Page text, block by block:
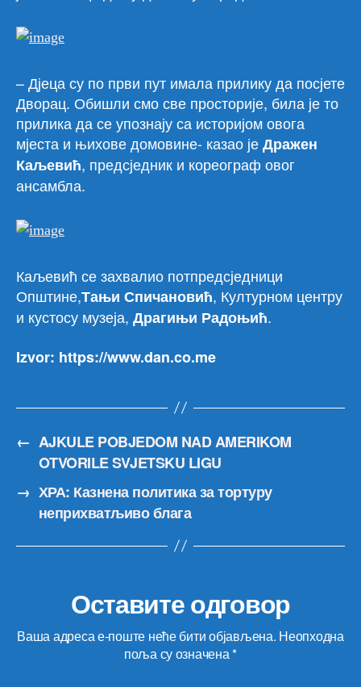
– Дјеца су по први пут имала прилику да посјете
Дворац. Обишли смо све просторије, била је то
прилика да се упознају са историјом овога
мјеста и њихове домовине- казао јеДражен
Каљевић, предсједник и кореограф овог
ансамбла.
Каљевић се захвалио потпредсједници
Општине,Тањи Спичановић, Културном центру
и кустосу музеја, Драгињи Радоњић.
Izvor: https://www.dan.co.me
← AJKULE POBJEDOM NAD AMERIKOM
OTVORILE SVJETSKU LIGU
→ ХРА: Казнена политика за тортуру
неприхватљиво блага
Оставите одговор
Ваша адреса е-поште неће бити објављена. Неопходна
поља су означена*